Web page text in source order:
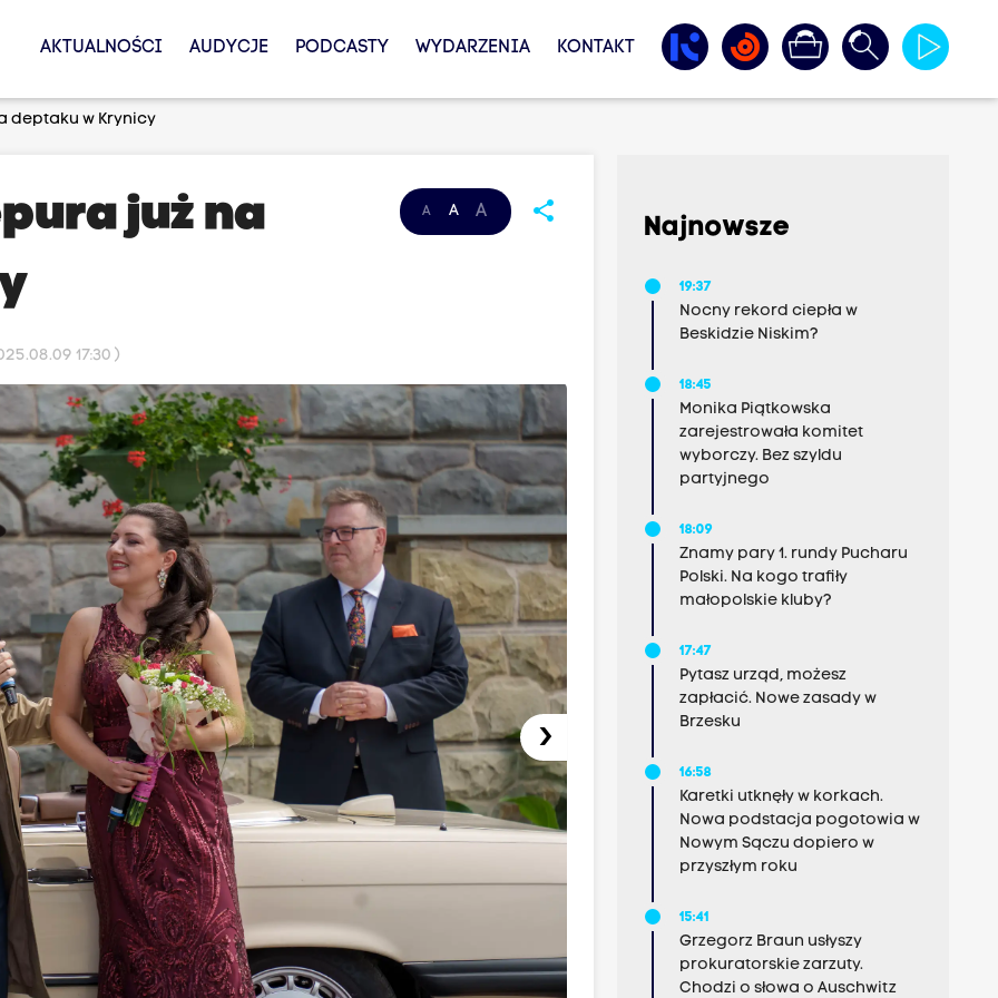
AKTUALNOŚCI AUDYCJE PODCASTY WYDARZENIA KONTAKT
deptaku w Krynicy
A A A share
już na
17:30 )
›
Najnowsze
19:37
Nocny rekord ciepła w
Beskidzie Niskim?
18:45
Monika Piątkowska
zarejestrowała komitet
wyborczy. Bez szyldu
partyjnego
18:09
Znamy pary 1. rundy Pucharu
Polski. Na kogo trafiły
małopolskie kluby?
17:47
Pytasz urząd, możesz
zapłacić. Nowe zasady w
Brzesku
16:58
Karetki utknęły w korkach.
Nowa podstacja pogotowia w
Nowym Sączu dopiero w
przyszłym roku
15:41
Grzegorz Braun usłyszy
prokuratorskie zarzuty.
Chodzi o słowa o Auschwitz